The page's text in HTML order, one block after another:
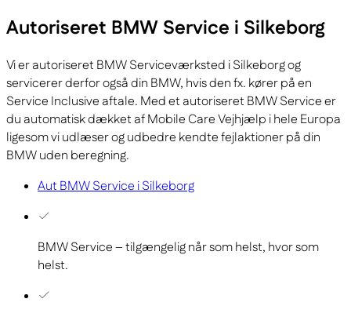
Autoriseret BMW Service i Silkeborg
Vi er autoriseret BMW Serviceværksted i Silkeborg og
servicerer derfor også din BMW, hvis den fx. kører på en
Service Inclusive aftale. Med et autoriseret BMW Service er
du automatisk dækket af Mobile Care Vejhjælp i hele Europa
ligesom vi udlæser og udbedre kendte fejlaktioner på din
BMW uden beregning.
Aut BMW Service i Silkeborg
BMW Service – tilgængelig når som helst, hvor som
helst.